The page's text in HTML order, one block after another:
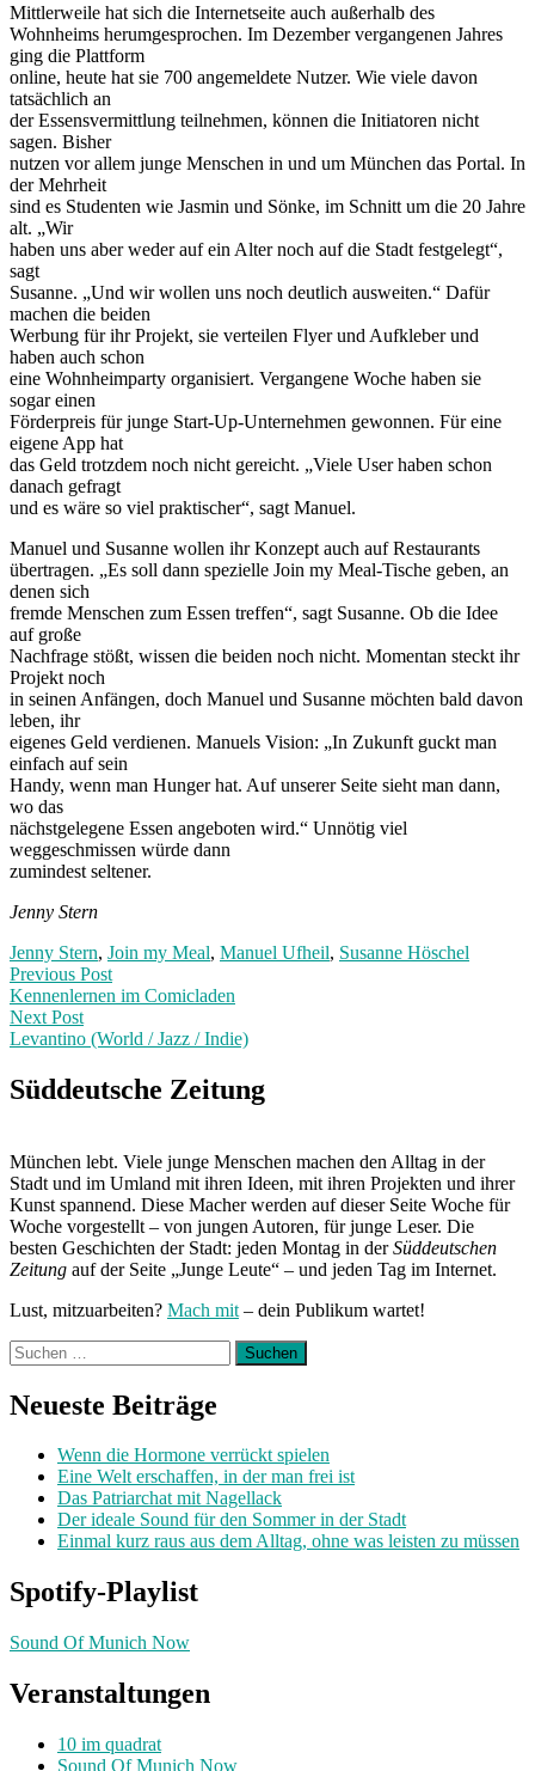
Mittlerweile hat sich die Internetseite auch außerhalb des
Wohnheims herumgesprochen. Im Dezember vergangenen Jahres
ging die Plattform
online, heute hat sie 700 angemeldete Nutzer. Wie viele davon
tatsächlich an
der Essensvermittlung teilnehmen, können die Initiatoren nicht
sagen. Bisher
nutzen vor allem junge Menschen in und um München das Portal. In
der Mehrheit
sind es Studenten wie Jasmin und Sönke, im Schnitt um die 20 Jahre
alt. „Wir
haben uns aber weder auf ein Alter noch auf die Stadt festgelegt“,
sagt
Susanne. „Und wir wollen uns noch deutlich ausweiten.“ Dafür
machen die beiden
Werbung für ihr Projekt, sie verteilen Flyer und Aufkleber und
haben auch schon
eine Wohnheimparty organisiert. Vergangene Woche haben sie
sogar einen
Förderpreis für junge Start-Up-Unternehmen gewonnen. Für eine
eigene App hat
das Geld trotzdem noch nicht gereicht. „Viele User haben schon
danach gefragt
und es wäre so viel praktischer“, sagt Manuel.
Manuel und Susanne wollen ihr Konzept auch auf Restaurants
übertragen. „Es soll dann spezielle Join my Meal-Tische geben, an
denen sich
fremde Menschen zum Essen treffen“, sagt Susanne. Ob die Idee
auf große
Nachfrage stößt, wissen die beiden noch nicht. Momentan steckt ihr
Projekt noch
in seinen Anfängen, doch Manuel und Susanne möchten bald davon
leben, ihr
eigenes Geld verdienen. Manuels Vision: „In Zukunft guckt man
einfach auf sein
Handy, wenn man Hunger hat. Auf unserer Seite sieht man dann,
wo das
nächstgelegene Essen angeboten wird.“ Unnötig viel
weggeschmissen würde dann
zumindest seltener.
Jenny Stern
Jenny Stern, Join my Meal, Manuel Ufheil, Susanne Höschel
Post
navigation
Previous PostPrevious
post:
Kennenlernen im Comicladen
Next Post
Levantino (World / Jazz / Indie)
Post:
Süddeutsche Zeitung
München lebt. Viele junge Menschen machen den Alltag in der
Stadt und im Umland mit ihren Ideen, mit ihren Projekten und ihrer
Kunst spannend. Diese Macher werden auf dieser Seite Woche für
Woche vorgestellt – von jungen Autoren, für junge Leser. Die
besten Geschichten der Stadt: jeden Montag in derSüddeutschen
Zeitung auf der Seite „Junge Leute“ – und jeden Tag im Internet.
Lust, mitzuarbeiten? Mach mit – dein Publikum wartet!
Suchen
nach:
Neueste Beiträge
Wenn die Hormone verrückt spielen
Eine Welt erschaffen, in der man frei ist
Das Patriarchat mit Nagellack
Der ideale Sound für den Sommer in der Stadt
Einmal kurz raus aus dem Alltag, ohne was leisten zu müssen
Spotify-Playlist
Sound Of Munich Now
Veranstaltungen
10 im quadrat
Sound Of Munich Now